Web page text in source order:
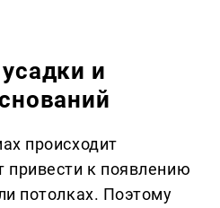
и
происходит
привести к появлению
потолках. Поэтому